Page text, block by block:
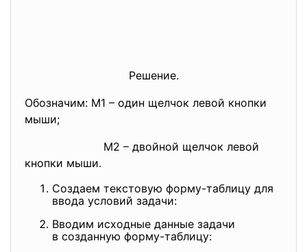
Решение.
Обозначим: М1 – один щелчок левой кнопки
мыши;
М2 – двойной щелчок левой
кнопки мыши.
Создаем текстовую форму-таблицу для
ввода условий задачи:
Вводим исходные данные задачи
в созданную форму-таблицу: